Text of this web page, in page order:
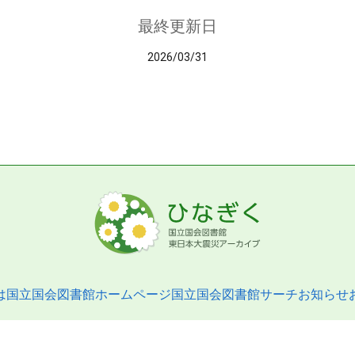
最終更新日
2026/03/31
国立国会図書館ホームページ国立国会図書館サーチお知らせ